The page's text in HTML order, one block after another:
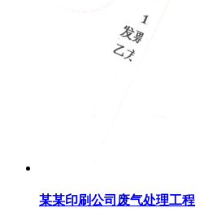
某某印刷公司废气处理工程